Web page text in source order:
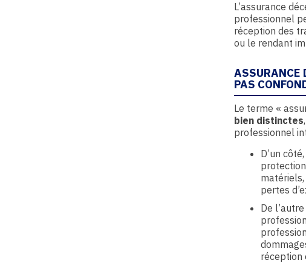
L’assurance
professionnel
réception des
ou le rendant
ASSURANCE
PAS
Le terme «
bien distinctes
professionnel
D’un côté,
pertes
De l’autre
réception